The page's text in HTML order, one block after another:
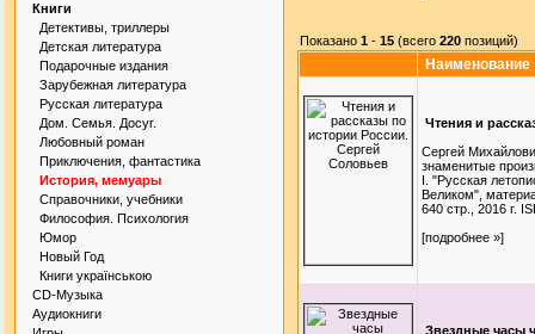
Книги
Детективы, триллеры
Детская литература
Подарочные издания
Зарубежная литература
Русская литература
Дом. Семья. Досуг.
Любовный роман
Приключения, фантастика
История, мемуары
Справочники, учебники
Философия. Психология
Юмор
Новый Год
Книги українською
CD-Музыка
Аудиокниги
Показано 1 - 15 (всего 220 позиций)
Наименование
Чтения и
Сергей
знаменитые
I. "Русская
Великом",
640 стр., 2016 г.
[подробнее »]
Звездные часы